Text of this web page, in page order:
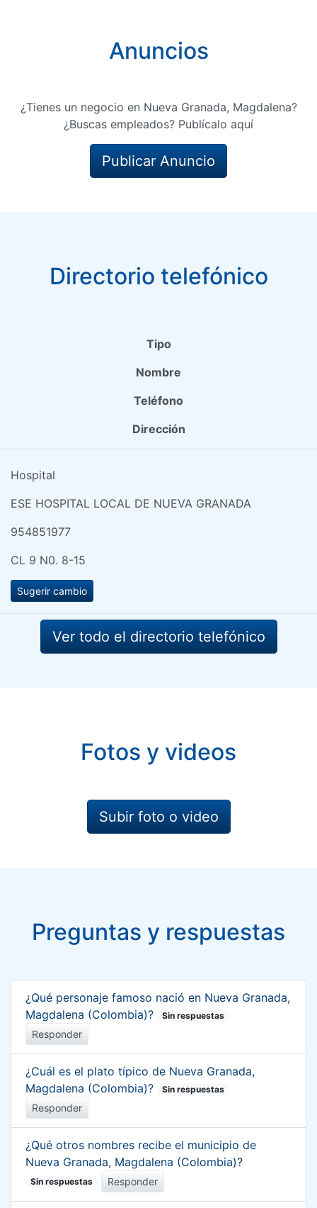
Anuncios
¿Tienes un negocio en Nueva Granada, Magdalena?
¿Buscas empleados? Publícalo aquí
Publicar Anuncio
Directorio telefónico
Tipo
Nombre
Teléfono
Dirección
Hospital
ESE HOSPITAL LOCAL DE NUEVA GRANADA
954851977
CL 9 N0. 8-15
Sugerir cambio
Ver todo el directorio telefónico
Fotos y videos
Subir foto o video
Preguntas y respuestas
¿Qué personaje famoso nació en Nueva Granada,
Magdalena (Colombia)?
Sin respuestas
Responder
¿Cuál es el plato típico de Nueva Granada,
Magdalena (Colombia)?
Sin respuestas
Responder
¿Qué otros nombres recibe el municipio de
Nueva Granada, Magdalena (Colombia)?
Sin respuestas Responder